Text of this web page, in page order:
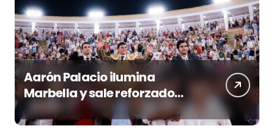
Aarón Palacio ilumina
Marbella y sale reforzado
junto a Manzanares y
Morante